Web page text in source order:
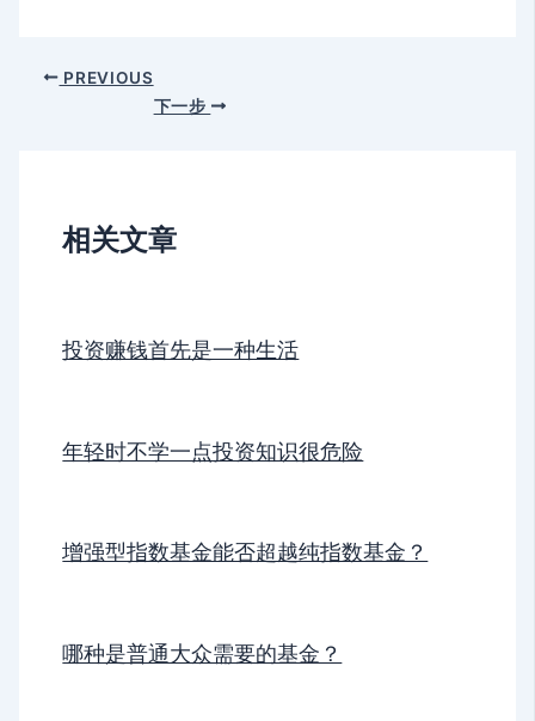
PREVIOUS
下一步
相关文章
投资赚钱首先是一种生活
年轻时不学一点投资知识很危险
增强型指数基金能否超越纯指数基金？
哪种是普通大众需要的基金？